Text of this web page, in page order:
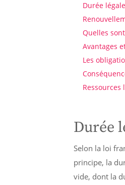
Durée
Quelles
Avantages
Les
Durée
Selon la loi
principe, la
vide, dont la